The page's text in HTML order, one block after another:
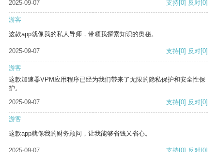
2025-09-07
支持[0] 反对[0]
游客
这款app就像我的私人导师，带领我探索知识的奥秘。
2025-09-07 支持[0] 反对[0]
游客
这款加速器VPM应用程序已经为我们带来了无限的隐私保护和安全性保
护。
2025-09-07
支持[0] 反对[0]
游客
这款app就像我的财务顾问，让我能够省钱又省心。
2025-09-07 支持[0] 反对[0]